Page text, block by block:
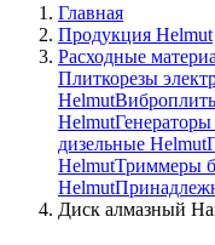
Главная
Продукция Helmut
Расходные
Плиткорезы
Helmut
Helmut
дизельные Helmut
HelmutТриммеры
Helmut
Диск алмазный